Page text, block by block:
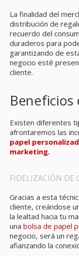
La finalidad del
distribución de
recuerdo del
duraderos para
garantizando de
negocio esté
cliente.
Existen diferentes
afrontaremos las
papel
marketing.
FIDELIZACIÓN DE
Gracias a esta
cliente, creándose
la lealtad hacia tu
una bolsa de papel
negocio, será un
afianzando la